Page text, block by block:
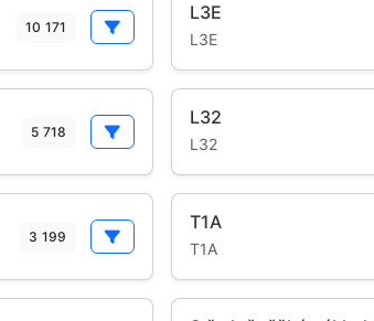
10 171
L3E
L3E
5 718
L32
L32
3 199
T1A
T1A